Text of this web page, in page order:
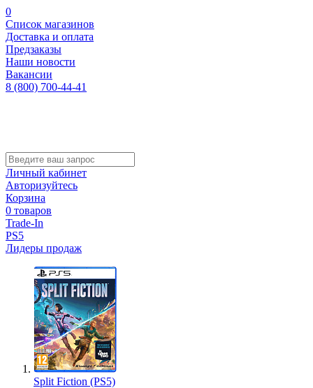
0
Список магазинов
Доставка и оплата
Предзаказы
Наши новости
Вакансии
8 (800) 700-44-41
Личный кабинет
Авторизуйтесь
Корзина
0 товаров
Trade-In
PS5
Лидеры продаж
Split Fiction (PS5)